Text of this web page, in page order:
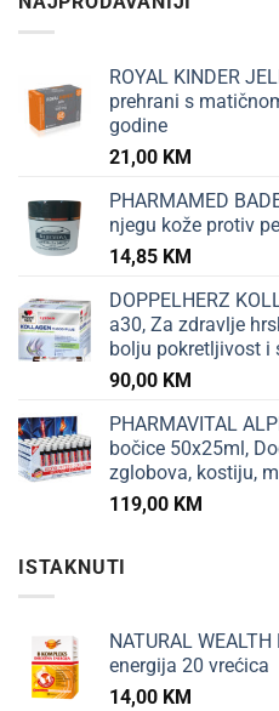
ROYAL KINDER
prehrani s
godine
21,00 KM
PHARMAMED
njegu kože protiv
14,85 KM
DOPPELHERZ
a30, Za zdravlje
bolju pokretljivost i
90,00 KM
PHARMAVITAL
bočice 50x25ml,
zglobova, kostiju,
119,00 KM
ISTAKNUTI
NATURAL
energija 20 vrećica
14,00 KM